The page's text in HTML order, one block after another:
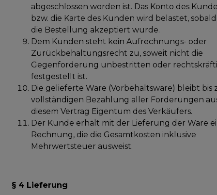
abgeschlossen worden ist. Das Konto des
bzw. die Karte des Kunden wird belastet, sobald
die Bestellung akzeptiert wurde.
Dem Kunden steht kein Aufrechnungs- oder
Zurückbehaltungsrecht zu, soweit nicht die
Gegenforderung unbestritten oder
festgestellt ist.
Die gelieferte Ware (Vorbehaltsware) bleibt bis
vollständigen Bezahlung aller Forderungen
diesem Vertrag Eigentum des Verkäufers.
Der Kunde erhält mit der Lieferung der Ware
Rechnung, die die Gesamtkosten inklusive
Mehrwertsteuer ausweist.
§ 4 Lieferung